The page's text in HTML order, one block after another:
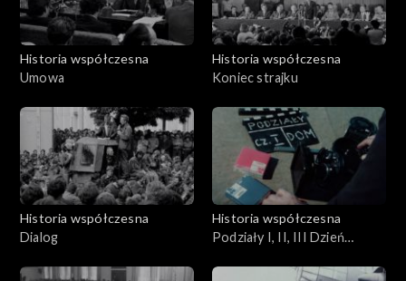
Historia współczesna
Umowa
Historia współczesna
Koniec strajku
Historia współczesna
Dialog
Historia współczesna
Podziały I, II, III Dzień